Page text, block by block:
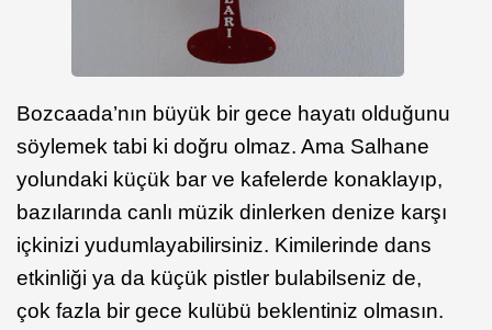
Bozcaada’nın büyük bir gece hayatı olduğunu
söylemek tabi ki doğru olmaz. Ama Salhane
yolundaki küçük bar ve kafelerde konaklayıp,
bazılarında canlı müzik dinlerken denize karşı
içkinizi yudumlayabilirsiniz. Kimilerinde dans
etkinliği ya da küçük pistler bulabilseniz de,
çok fazla bir gece kulübü beklentiniz olmasın.